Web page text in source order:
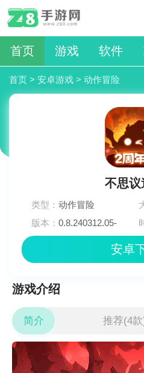
首页 游戏 软件
首页 > 安卓游戏 > 动作冒险
不思议
类型：动作冒险
版本：0.8.240312.05-
安卓
游戏介绍
简介 推荐(4